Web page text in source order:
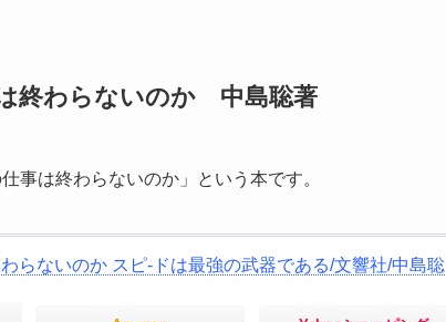
終わらないのか 中島聡著
事は終わらないのか」という本です。
らないのか スピ-ドは最強の武器である/文響社/中島聡